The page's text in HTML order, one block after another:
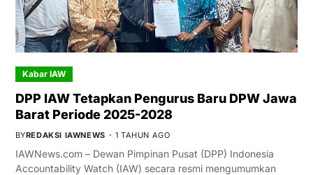
Kabar IAW
DPP IAW Tetapkan Pengurus Baru DPW Jawa
Barat Periode 2025-2028
BYREDAKSI IAWNEWS 1 TAHUN AGO
IAWNews.com – Dewan Pimpinan Pusat (DPP) Indonesia
Accountability Watch (IAW) secara resmi mengumumkan